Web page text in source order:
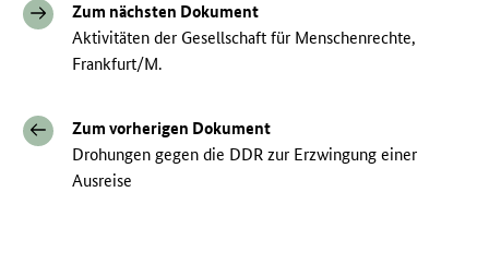
Zum nächsten Dokument
Aktivitäten der Gesellschaft für Menschenrechte,
Frankfurt/M.
Zum vorherigen Dokument
Drohungen gegen die DDR zur Erzwingung einer
Ausreise